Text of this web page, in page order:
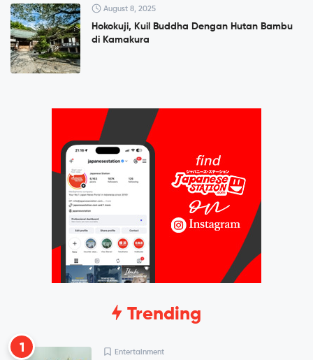
August 8, 2025
Hokokuji, Kuil Buddha Dengan Hutan Bambu
di Kamakura
Trending
1 Entertainment